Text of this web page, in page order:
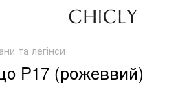
та легінси
P17 (рожеввий)